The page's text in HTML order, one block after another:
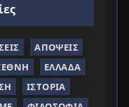
ΑΠΌΨΕΙΣ
ΕΛΛΆΔΑ
ΙΣΤΟΡΊΑ